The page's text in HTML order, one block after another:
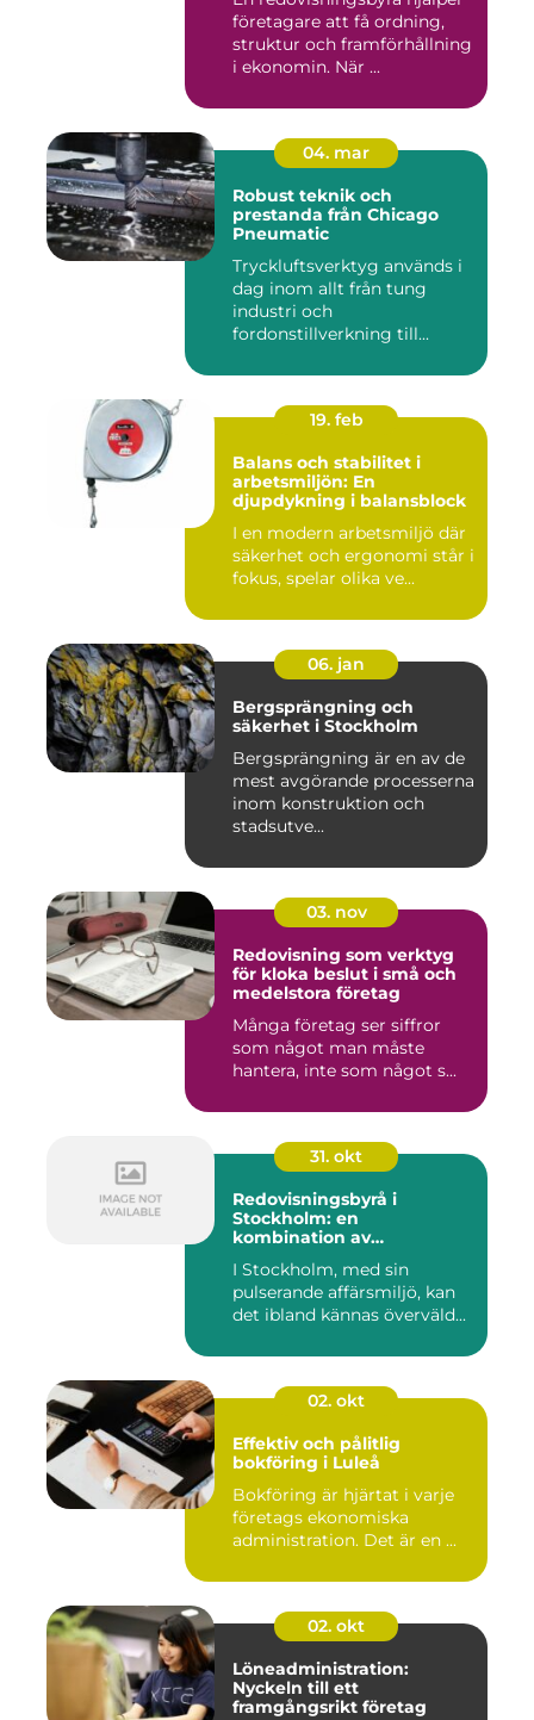
företagare att få ordning,
struktur och framförhållning
i ekonomin. När ...
04. mar
Robust teknik och
prestanda från Chicago
Pneumatic
Tryckluftsverktyg används i
dag inom allt från tung
industri och
fordonstillverkning till...
19. feb
Balans och stabilitet i
arbetsmiljön: En
djupdykning i balansblock
I en modern arbetsmiljö där
säkerhet och ergonomi står i
fokus, spelar olika ve...
06. jan
Bergsprängning och
säkerhet i Stockholm
Bergsprängning är en av de
mest avgörande processerna
inom konstruktion och
stadsutve...
03. nov
Redovisning som verktyg
för kloka beslut i små och
medelstora företag
Många företag ser siffror
som något man måste
hantera, inte som något s...
31. okt
Redovisningsbyrå i
Stockholm: en
kombination av
personlig service
I Stockholm, med sin
pulserande affärsmiljö, kan
det ibland kännas överväld...
02. okt
Effektiv och pålitlig
bokföring i Luleå
Bokföring är hjärtat i varje
företags ekonomiska
administration. Det är en ...
02. okt
Löneadministration:
Nyckeln till ett
framgångsrikt företag